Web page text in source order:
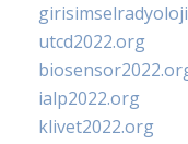
utcd2022.org
ialp2022.org
klivet2022.org